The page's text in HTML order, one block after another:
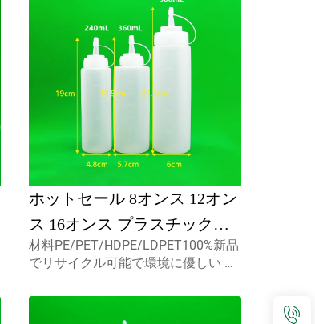
ホットセール 8オンス 12オン
ス 16オンス プラスチック
Ldpe 食品グレード スクイー
ズ ソース ボトル サラダ ソー
ス ジャム ボトル用 細長い先
材料PE/PET/HDPE/LDPET100%新品
でリサイクル可能で環境に優しい 食
10ml 15ml カスタムキャプスミスト